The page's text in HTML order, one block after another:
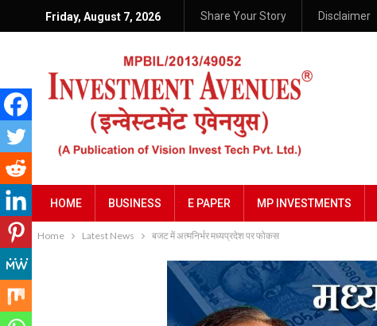
Friday, August 7, 2026 Share Your Story Disclaimer
HOME BUSINESS E PAPER MP INVESTMENTS
Home Latest News बजट में अत्‍मनिर्भर मध्‍यप्रदेश पर फोकस